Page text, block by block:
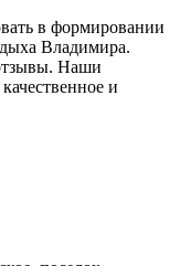
в формировании
Владимира.
Наши
и